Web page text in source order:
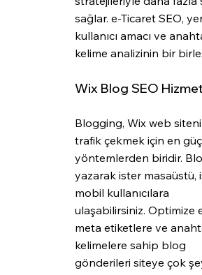
sağlar. e-Ticaret SEO,
kullanıcı amacı ve
kelime analizinin bir
Wix Blog SEO
Blogging, Wix web
trafik çekmek için en
yöntemlerden biridir.
yazarak ister masaüstü,
mobil kullanıcılara
ulaşabilirsiniz. Optimize
meta etiketlere ve
kelimelere sahip blog
gönderileri siteye çok